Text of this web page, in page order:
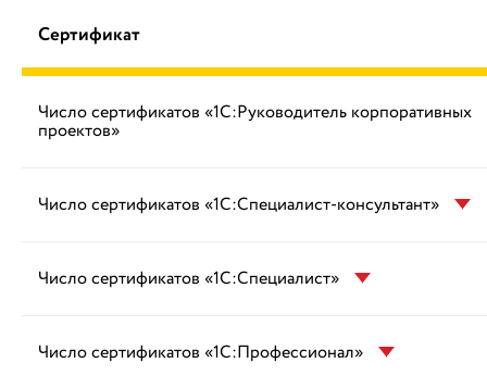
Сертификат
Число сертификатов «1С:Руководитель корпоративных
проектов»
Число сертификатов «1С:Специалист-консультант»
Число сертификатов «1С:Специалист»
Число сертификатов «1С:Профессионал»